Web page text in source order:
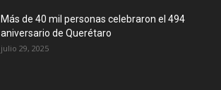
Más de 40 mil personas celebraron el 494
aniversario de Querétaro
julio 29, 2025